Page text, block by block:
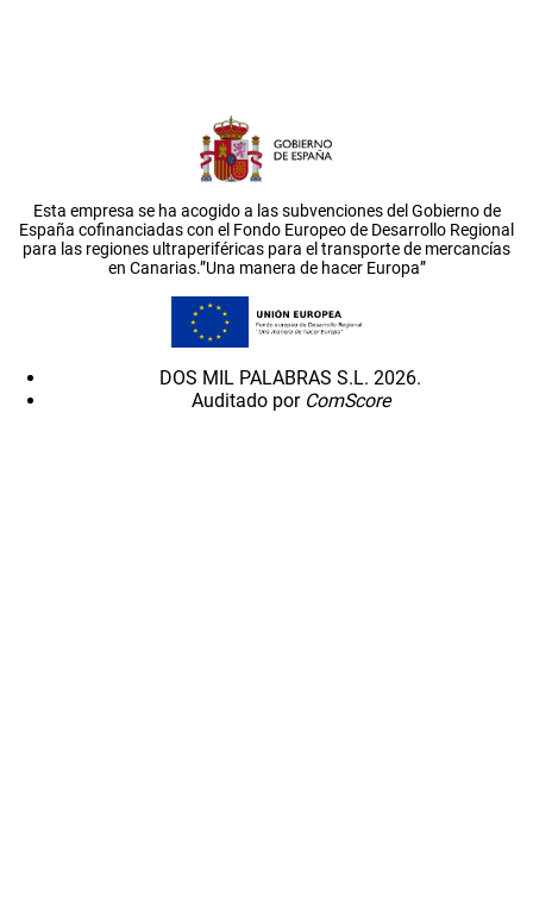
Esta empresa se ha acogido a las subvenciones del Gobierno de
España cofinanciadas con el Fondo Europeo de Desarrollo Regional
para las regiones ultraperiféricas para el transporte de mercancías
en Canarias.”Una manera de hacer Europa”
DOS MIL PALABRAS S.L. 2026.
Auditado por ComScore